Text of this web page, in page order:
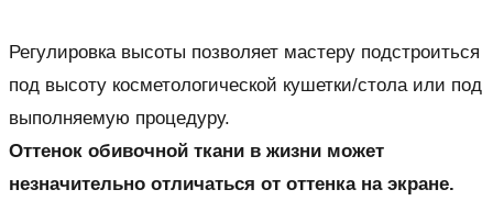
Регулировка высоты позволяет мастеру подстроиться
под высоту косметологической кушетки/стола или под
выполняемую процедуру.
Оттенок обивочной ткани в жизни может
незначительно отличаться от оттенка на экране.